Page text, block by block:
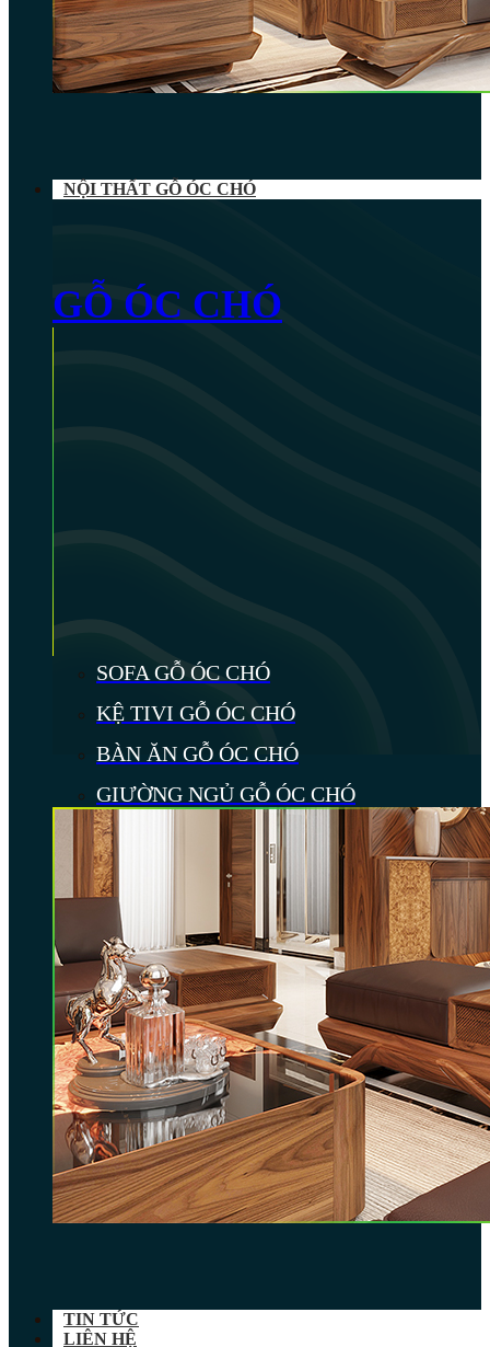
NỘI THẤT GỖ ÓC CHÓ
GỖ ÓC CHÓ
SOFA GỖ ÓC CHÓ
KỆ TIVI GỖ ÓC CHÓ
BÀN ĂN GỖ ÓC CHÓ
GIƯỜNG NGỦ GỖ ÓC CHÓ
TIN TỨC
LIÊN HỆ